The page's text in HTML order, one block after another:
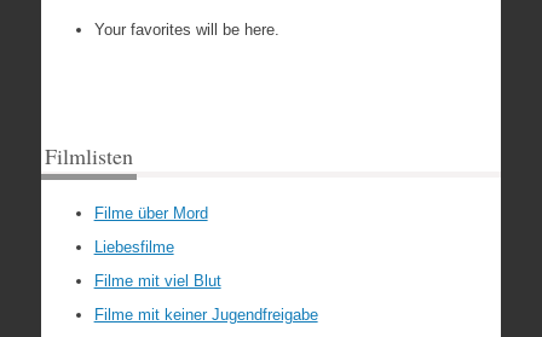
Your favorites will be here.
Filmlisten
Filme über Mord
Liebesfilme
Filme mit viel Blut
Filme mit keiner Jugendfreigabe